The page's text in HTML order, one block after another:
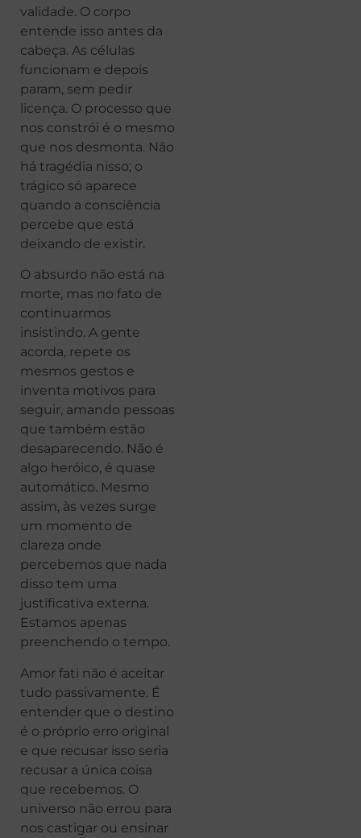
validade. O corpo
entende isso antes da
cabeça. As células
funcionam e depois
param, sem pedir
licença. O processo que
nos constrói é o mesmo
que nos desmonta. Não
há tragédia nisso; o
trágico só aparece
quando a consciência
percebe que está
deixando de existir.
O absurdo não está na
morte, mas no fato de
continuarmos
insistindo. A gente
acorda, repete os
mesmos gestos e
inventa motivos para
seguir, amando pessoas
que também estão
desaparecendo. Não é
algo heróico, é quase
automático. Mesmo
assim, às vezes surge
um momento de
clareza onde
percebemos que nada
disso tem uma
justificativa externa.
Estamos apenas
preenchendo o tempo.
Amor fati não é aceitar
tudo passivamente. É
entender que o destino
é o próprio erro original
e que recusar isso seria
recusar a única coisa
que recebemos. O
universo não errou para
nos castigar ou ensinar